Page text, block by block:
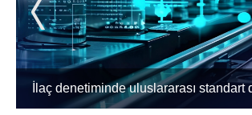
Batman Sason'da emzirme farkındalığı